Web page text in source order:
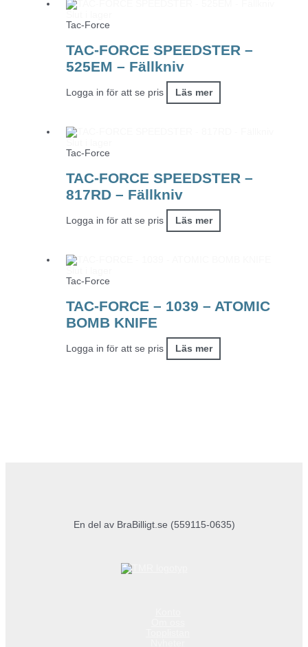
Tac-Force
TAC-FORCE SPEEDSTER –
525EM – Fällkniv
Logga in för att se pris Läs mer
Tac-Force
TAC-FORCE SPEEDSTER –
817RD – Fällkniv
Logga in för att se pris Läs mer
Tac-Force
TAC-FORCE – 1039 – ATOMIC
BOMB KNIFE
Logga in för att se pris Läs mer
En del av BraBilligt.se (559115-0635)